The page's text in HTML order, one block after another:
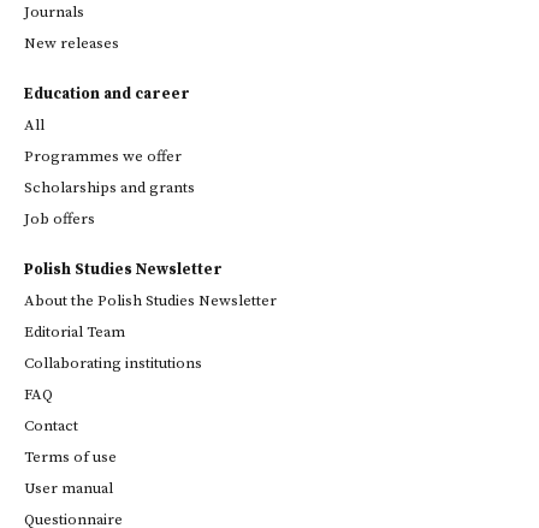
Journals
New releases
Education and career
All
Programmes we offer
Scholarships and grants
Job offers
Polish Studies Newsletter
About the Polish Studies Newsletter
Editorial Team
Collaborating institutions
FAQ
Contact
Terms of use
User manual
Questionnaire